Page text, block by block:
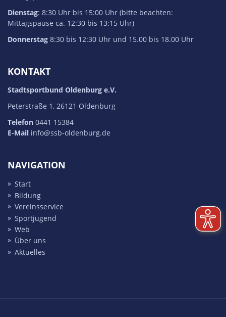
Dienstag: 8:30 Uhr bis 15:00 Uhr (bitte beachten:
Mittagspause ca. 12:30 bis 13:15 Uhr)
Donnerstag 8:30 bis 12:30 Uhr und 15.00 bis 18.00 Uhr
KONTAKT
Stadtsportbund Oldenburg e.V.
Peterstraße 1, 26121 Oldenburg
Telefon 0441 15384
E-Mail info@ssb-oldenburg.de
NAVIGATION
Start
Bildung
Vereins­service
Sport­jugend
Web
Über uns
Aktuelles